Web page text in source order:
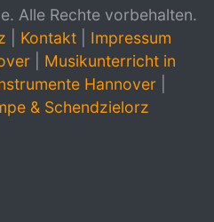
Alle Rechte vorbehalten.
Kontakt
Impressum
Musikunterricht in
Hannover
& Schendzielorz